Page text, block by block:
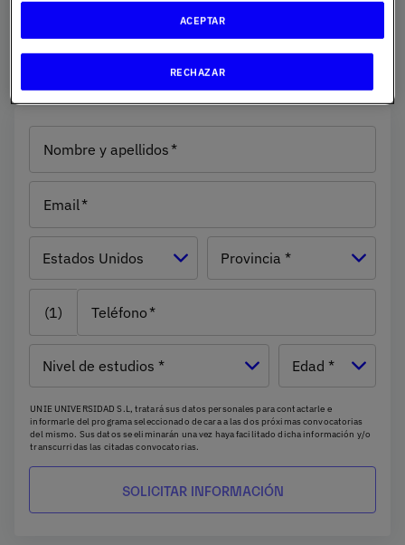
posicionamiento y la empleabilidad como especialista
en project management.
Nombre y apellidos
Email
Estados Unidos Provincia *
(1) Teléfono
estudios
UNIE UNIVERSIDAD S.L, tratará sus datos personales para contactarle e
informarle del programa seleccionado de cara a las dos próximas convocatorias
del mismo. Sus datos se eliminarán una vez haya facilitado dicha información y/o
transcurridas las citadas convocatorias.
Ud. podrá ejercer los derechos de acceso, supresión, rectificación, oposición,
limitación y portabilidad, mediante carta a UNIE UNIVERSIDAD S.L - Apartado de
Correos 221 de Barcelona, o remitiendo un email argpd@universidadunie.com
Asimismo, cuando lo considere oportuno podrá presentar una reclamación ante
RECHAZAR
ACEPTAR